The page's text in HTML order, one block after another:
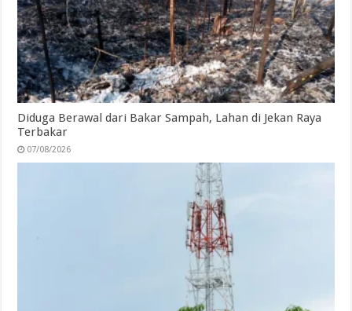
Diduga Berawal dari Bakar Sampah, Lahan di Jekan Raya
Terbakar
07/08/2026